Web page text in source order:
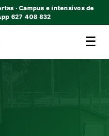
· Campus e intensivos de
627 408 832
☰